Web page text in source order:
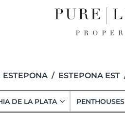
ESTEPONA ESTEPONA EST
DE LA PLATA PENTHOUSES